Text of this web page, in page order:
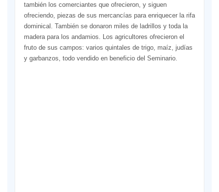
también los comerciantes que ofrecieron, y siguen
ofreciendo, piezas de sus mercancías para enriquecer la rifa
dominical. También se donaron miles de ladrillos y toda la
madera para los andamios. Los agricultores ofrecieron el
fruto de sus campos: varios quintales de trigo, maíz, judías
y garbanzos, todo vendido en beneficio del Seminario.